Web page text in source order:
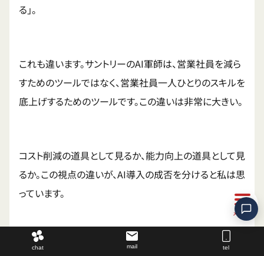
る」。
これも違います。サントリーのAI軍師は、営業社員を減ら
すためのツールではなく、営業社員一人ひとりのスキルを
底上げするためのツールです。この違いは非常に大きい。
コスト削減の道具として見るか、能力向上の道具として見
るか。この視点の違いが、AI導入の成否を分けると私は思
っています。
酒類業界だからこそのAI活用の可能性
chat mail tel